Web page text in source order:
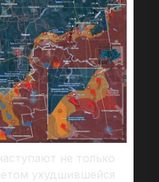
не только
ухудшившейся